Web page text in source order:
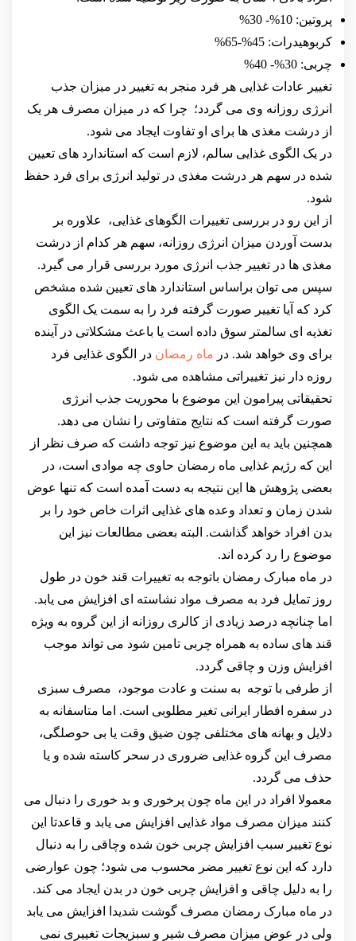
پروتین: 10%- 30%
کربوهیدرات: 45%-65%
چربی: 30%- 40%
تغییر عادات غذایی هر فرد منجر به تغییر در میزان جذب
انرژی روزانه وی می گردد؛ چرا که در میزان مصرف هر یک
از درشت مغذی ها برای او تفاوت ایجاد می شود.
در یک الگوی غذایی سالم، لازم است که استاندارد های تعیین
شده در سهم هر درشت مغذی در تولید انرژی برای فرد حفظ
شود.
از این رو در بررسی تغییرات الگوهای غذایی، علاوره بر
بدست آوردن میزان انرژی روزانه، سهم هر کدام از درشت
مغذی ها در تغییر جذب انرژی مورد بررسی قرار می گیرد.
سپس می توان براساس استاندارد های تعیین شده مشخص
کرد که آیا تغییر صورت گرفته فرد را به سمت یک الگوی
تغذیه ای سالمتر سوق داده است یا باعث مشکلاتی در آینده
برای وی خواهد شد. در ماه رمضان در الگوی غذایی فرد
روزه دار نیز تغییراتی مشاهده می شود.
تحقیقاتی پیرامون این موضوع با محوریت جذب انرژی
صورت گرفته است که نتایج متفاوتی را نشان می دهد.
همچنین باید به این موضوع نیز توجه داشت که صرف نظر از
این که رژیم غذایی ماه رمضان حاوی چه موادی است، در
بعضی پژوهش ها این نتیجه به دست آمده است که تنها عوض
شدن زمان و تعداد وعده های غذایی اثرات خاص خود را بر
بدن افراد خواهد گذاشت. البته بعضی مطالعات نیز این
موضوع را رد کرده اند.
در ماه مبارک رمضان باتوجه به تغییرات قند خون در طول
روز تمایل فرد به مصرف مواد نشاسته ای افزایش می یابد.
اما چنانچه درصد زیادی از کالری روزانه از این گروه به ویژه
قند های ساده به همراه چربی تامین شود می تواند موجب
افزایش وزن و چاقی گردد.
از طرفی با توجه به سنت و عادت موجود، مصرف سبزی
در سفره افطار ایرانی تغیر مطلوبی است. اما متاسفانه به
دلایل و بهانه های مختلفی چون ضیق وقت یا بی حوصلگی،
مصرف این گروه غذایی ضروری در سحر کاسته شده و یا
حذف می گردد.
معمولا افراد در این ماه چون پرخوری و بد خوری را دنبال می
کنند میزان مصرف مواد غذایی افزایش می یابد و قاعدتا این
نوع تغییر سبب افزایش چربی خون شده وچاقی را به دنبال
دارد که این نوع تغییر مضر محسوب می شود؛ چون عوارضی
را به دلیل چاقی و افزایش چربی خون در بدن ایجاد می کند.
در ماه مبارک رمضان مصرف گوشت شدیدا افزایش می یابد
ولی در عوض میزان مصرف شیر و سبزیجات تغییری نمی